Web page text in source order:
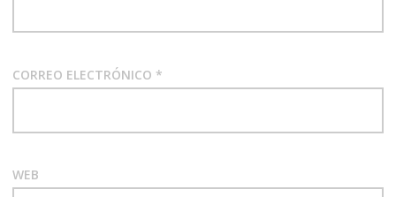
CORREO ELECTRÓNICO *
WEB